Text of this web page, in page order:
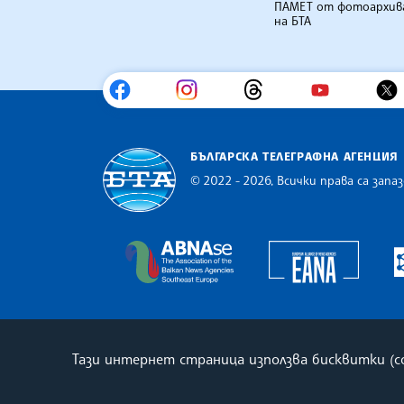
ПАМЕТ от
на БТА
БЪЛГАРСКА ТЕЛЕГРАФНА АГЕНЦИЯ
© 2022 - 2026, Всички права са
The Assocoation of the
Тази интернет страница използва бисквитки